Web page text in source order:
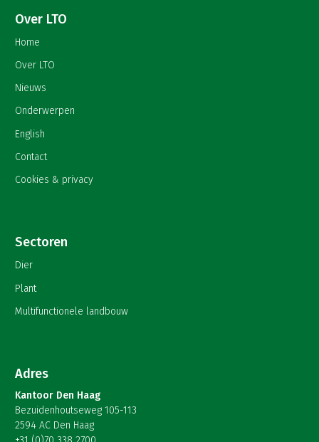
Over LTO
Home
Over LTO
Nieuws
Onderwerpen
English
Contact
Cookies & privacy
Sectoren
Dier
Plant
Multifunctionele landbouw
Adres
Kantoor Den Haag
Bezuidenhoutseweg 105-113
2594 AC Den Haag